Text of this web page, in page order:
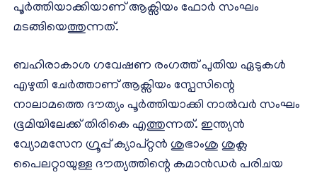
പൂർത്തിയാക്കിയാണ് ആക്സിയം ഫോർ സംഘം
മടങ്ങിയെത്തുന്നത്.
ബഹിരാകാശ ഗവേഷണ രംഗത്ത് പുതിയ ഏടുകൾ
എഴുതി ചേർത്താണ് ആക്സിയം സ്പേസിന്റെ
നാലാമത്തെ ദൗത്യം പൂർത്തിയാക്കി നാൽവർ സംഘം
ഭൂമിയിലേക്ക് തിരികെ എത്തുന്നത്. ഇന്ത്യൻ
വ്യോമസേന ഗ്രൂപ്പ് ക്യാപ്റ്റൻ ശുഭാംശു ശുക്ല
പൈലറ്റായുള്ള ദൗത്യത്തിന്റെ കമാൻഡർ പരിചയ